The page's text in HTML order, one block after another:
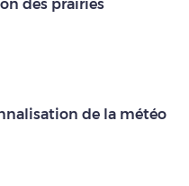
des prairies
de la météo